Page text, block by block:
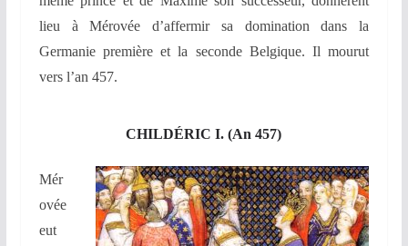
lieu à Mérovée d’affermir sa domination dans la
Germanie première et la seconde Belgique. Il mourut
vers l’an 457.
CHILDÉRIC I. (An 457)
Mér
ovée
eut